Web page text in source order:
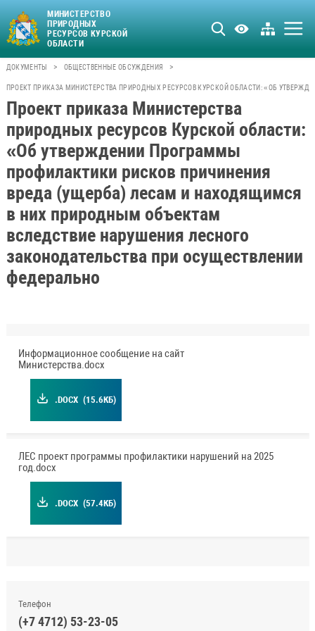
МИНИСТЕРСТВО
ПРИРОДНЫХ
РЕСУРСОВ КУРСКОЙ
ОБЛАСТИ
ДОКУМЕНТЫ > ОБЩЕСТВЕННЫЕ ОБСУЖДЕНИЯ >
ПРОЕКТ ПРИКАЗА МИНИСТЕРСТВА ПРИРОДНЫХ РЕСУРСОВ КУРСКОЙ ОБЛАСТИ: «ОБ
Проект приказа Министерства
природных ресурсов Курской области:
«Об утверждении Программы
профилактики рисков причинения
вреда (ущерба) лесам и находящимся
в них природным объектам
вследствие нарушения лесного
законодательства при осуществлении
федерально
Информационное сообщение на сайт
Министерства.docx
.DOCX (15.6КБ)
ЛЕС проект программы профилактики нарушений на 2025
год.docx
.DOCX (57.4КБ)
Телефон
(+7 4712) 53-23-05